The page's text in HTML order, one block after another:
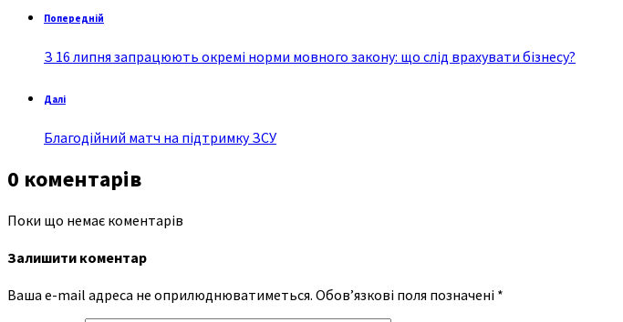
Попередній
З 16 липня запрацюють окремі норми мовного закону: що слід врахувати бізнесу?
Далі
Благодійний матч на підтримку ЗСУ
0 коментарів
Поки що немає коментарів
Залишити коментар
Ваша e-mail адреса не оприлюднюватиметься. Обов’язкові поля позначені *